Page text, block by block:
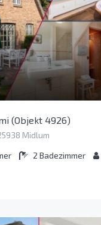
(Objekt 4926)
Midlum
2 Badezimmer